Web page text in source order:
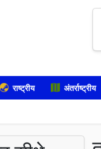
राष्ट्रीय अंतर्राष्ट्रीय